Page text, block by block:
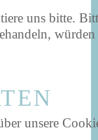
uns bitte.
unsere